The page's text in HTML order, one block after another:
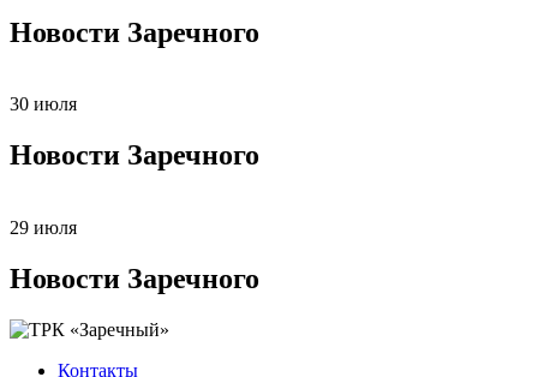
Новости Заречного
30 июля
Новости Заречного
29 июля
Новости Заречного
Контакты